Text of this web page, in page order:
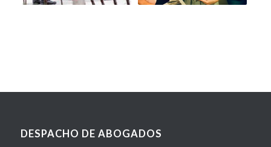
DESPACHO DE ABOGADOS